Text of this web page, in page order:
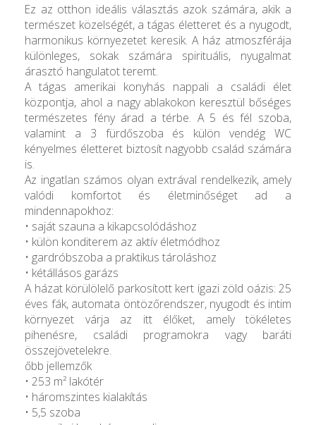
Ez az otthon ideális választás azok számára, akik a
természet közelségét, a tágas életteret és a nyugodt,
harmonikus környezetet keresik. A ház atmoszférája
különleges, sokak számára spirituális, nyugalmat
árasztó hangulatot teremt.
A tágas amerikai konyhás nappali a családi élet
központja, ahol a nagy ablakokon keresztül bőséges
természetes fény árad a térbe. A 5 és fél szoba,
valamint a 3 fürdőszoba és külön vendég WC
kényelmes életteret biztosít nagyobb család számára
is.
Az ingatlan számos olyan extrával rendelkezik, amely
valódi komfortot és életminőséget ad a
mindennapokhoz:
• saját szauna a kikapcsolódáshoz
• külön konditerem az aktív életmódhoz
• gardróbszoba a praktikus tároláshoz
• kétállásos garázs
A házat körülölelő parkosított kert igazi zöld oázis: 25
éves fák, automata öntözőrendszer, nyugodt és intim
környezet várja az itt élőket, amely tökéletes
pihenésre, családi programokra vagy baráti
összejövetelekre.
őbb jellemzők
• 253 m² lakótér
• háromszintes kialakítás
• 5,5 szoba